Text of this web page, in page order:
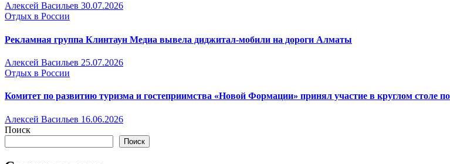
Алексей Васильев 30.07.2026
Отдых в России
Рекламная группа Клинтаун Медиа вывела диджитал-мобили на дороги Алматы
Алексей Васильев 25.07.2026
Отдых в России
Комитет по развитию туризма и гостеприимства «Новой Формации» принял участие в круглом столе
Алексей Васильев 16.06.2026
Поиск
Поиск